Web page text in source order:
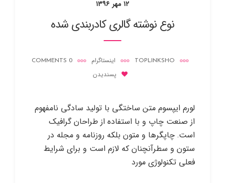
۱۲ مهر ۱۳۹۶
نوع نوشته گالری کادربندی شده
TOPLINKSHO اینستاگرام 0 COMMENTS
پسندیدن
لورم ایپسوم متن ساختگی با تولید سادگی نامفهوم
از صنعت چاپ و با استفاده از طراحان گرافیک
است. چاپگرها و متون بلکه روزنامه و مجله در
ستون و سطرآنچنان که لازم است و برای شرایط
فعلی تکنولوژی مورد